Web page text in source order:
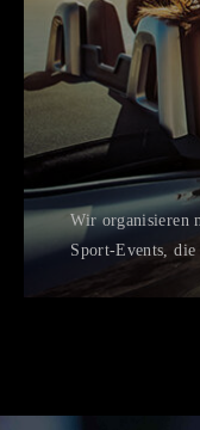
Wir organisieren
Sport-Events, die